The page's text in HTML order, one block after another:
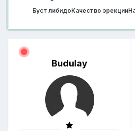
Буст либидоКачество эрекции
Budulay